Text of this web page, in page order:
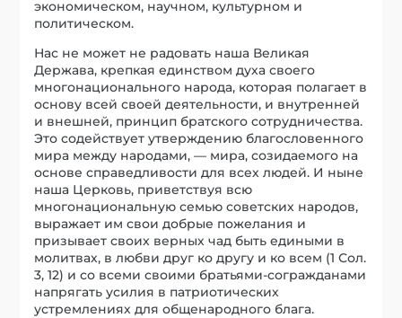
экономическом, научном, культурном и
политическом.
Нас не может не радовать наша Великая
Держава, крепкая единством духа своего
многонационального народа, которая полагает в
основу всей своей деятельности, и внутренней
и внешней, принцип братского сотрудничества.
Это содействует утверждению благословенного
мира между народами, — мира, созидаемого на
основе справедливости для всех людей. И ныне
наша Церковь, приветствуя всю
многонациональную семью советских народов,
выражает им свои добрые пожелания и
призывает своих верных чад быть едиными в
молитвах, в любви друг ко другу и ко всем (1 Сол.
3, 12) и со всеми своими братьями-согражданами
напрягать усилия в патриотических
устремлениях для общенародного блага.